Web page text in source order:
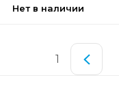
Нет в наличии
1